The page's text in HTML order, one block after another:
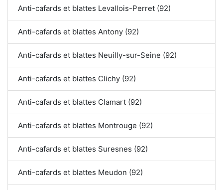
Anti-cafards et blattes Levallois-Perret (92)
Anti-cafards et blattes Antony (92)
Anti-cafards et blattes Neuilly-sur-Seine (92)
Anti-cafards et blattes Clichy (92)
Anti-cafards et blattes Clamart (92)
Anti-cafards et blattes Montrouge (92)
Anti-cafards et blattes Suresnes (92)
Anti-cafards et blattes Meudon (92)